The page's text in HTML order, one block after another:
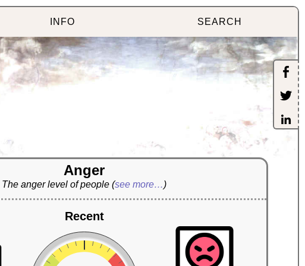
INFO SEARCH
Anger
The anger level of people(see more…)
Recent